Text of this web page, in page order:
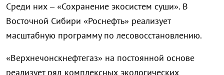
Среди них – «Сохранение экосистем суши». В
Восточной Сибири «Роснефть» реализует
масштабную программу по лесовосстановлению.
«Верхнечонскнефтегаз» на постоянной основе
реализует ряд комплексных экологических